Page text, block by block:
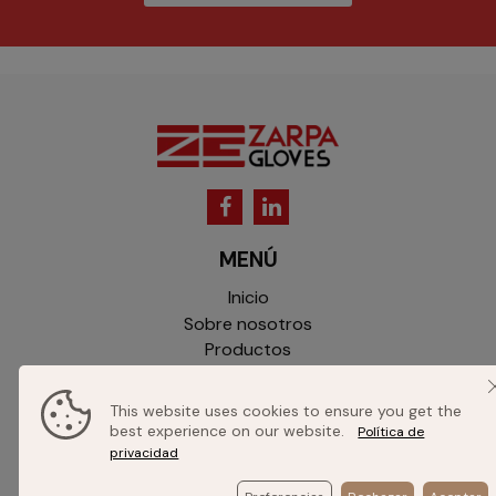
This website uses cookies to ensure you get the
best experience on our website.
Política de
privacidad
MENÚ
Inicio
Sobre nosotros
Productos
Contacto
INFORMACIÓN
Aviso legal